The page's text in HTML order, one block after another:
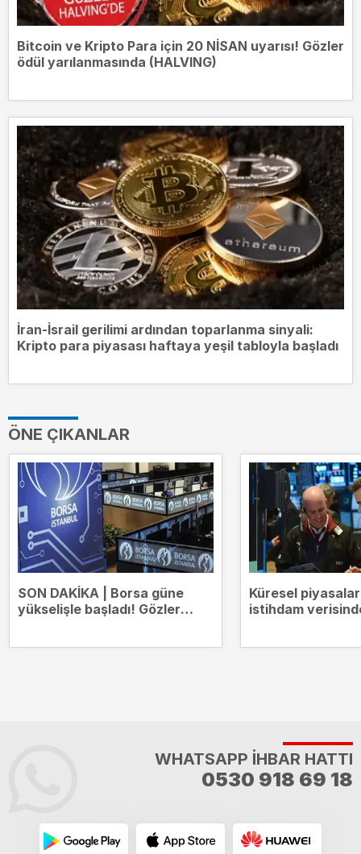
Bitcoin ve Kripto Para için 20 NİSAN uyarısı! Gözler
ödül yarılanmasında (HALVING)
İran-İsrail gerilimi ardından toparlanma sinyali:
Kripto para piyasası haftaya yeşil tabloyla başladı
ÖNE ÇIKANLAR
SON DAKİKA | Borsa güne
yükselişle başladı! Gözler
Küresel
istihdam
WHATSAPP İHBAR HATTI
0530 918 69 18